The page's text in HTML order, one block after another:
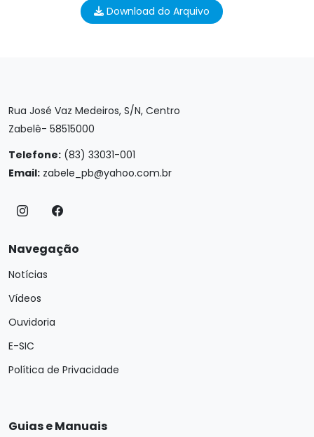
Download do Arquivo
Rua José Vaz Medeiros, S/N, Centro
Zabelê- 58515000
Telefone: (83) 33031-001
Email: zabele_pb@yahoo.com.br
Navegação
Notícias
Vídeos
Ouvidoria
E-SIC
Política de Privacidade
Guias e Manuais